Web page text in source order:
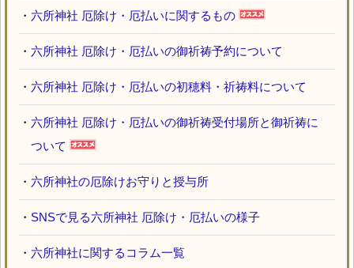
・ 六所神社 厄除け・厄払いに関するもの
・ 六所神社 厄除け・厄払いの御祈祷予約について
・ 六所神社 厄除け・厄払いの初穂料・祈祷料について
・ 六所神社 厄除け・厄払いの御祈祷受付場所と御祈祷に
ついて
・ 六所神社の厄除けお守りと授与所
・ SNSで見る六所神社 厄除け・厄払いの様子
・ 六所神社に関するコラム一覧